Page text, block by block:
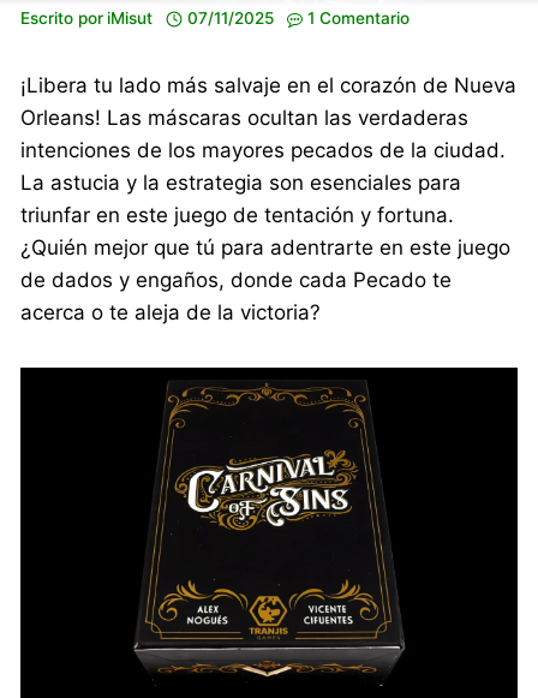
Escrito por iMisut 07/11/2025 1 Comentario
¡Libera tu lado más salvaje en el corazón de Nueva
Orleans! Las máscaras ocultan las verdaderas
intenciones de los mayores pecados de la ciudad.
La astucia y la estrategia son esenciales para
triunfar en este juego de tentación y fortuna.
¿Quién mejor que tú para adentrarte en este juego
de dados y engaños, donde cada Pecado te
acerca o te aleja de la victoria?